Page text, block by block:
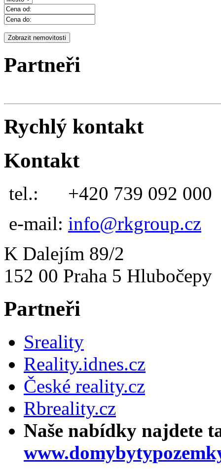
Partneři
Rychlý kontakt
Kontakt
tel.: +420 739 092 000
e-mail: info@rkgroup.cz
K Dalejím 89/2
152 00 Praha 5 Hlubočepy
Partneři
Sreality
Reality.idnes.cz
České reality.cz
Rbreality.cz
Naše nabídky najdete